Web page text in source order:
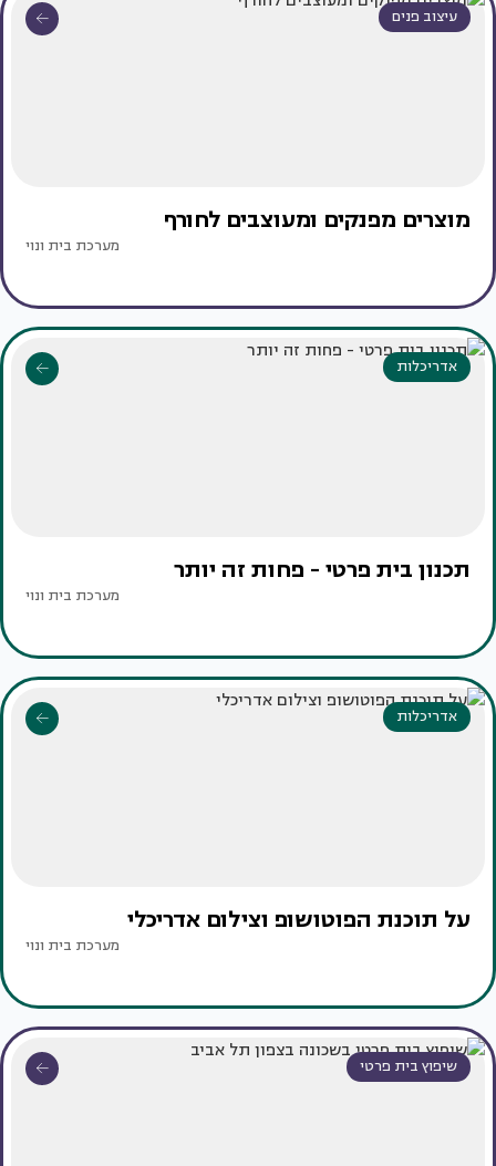
עיצוב פנים
מוצרים מפנקים ומעוצבים לחורף
מערכת בית ונוי
אדריכלות
תכנון בית פרטי - פחות זה יותר
מערכת בית ונוי
אדריכלות
על תוכנת הפוטושופ וצילום אדריכלי
מערכת בית ונוי
שיפוץ בית פרטי